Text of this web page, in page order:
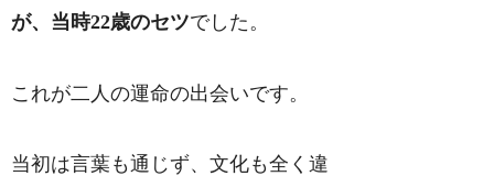
が、当時22歳のセツでした。
これが二人の運命の出会いです。
当初は言葉も通じず、文化も全く違